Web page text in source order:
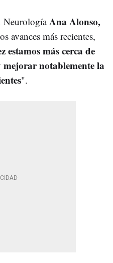
NeurologíaAna Alonso,
avances más recientes,
estamos más cerca de
notablemente la
".